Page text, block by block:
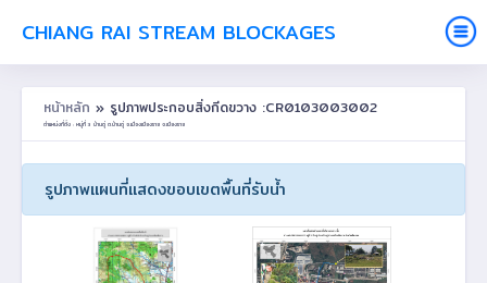
CHIANG RAI STREAM BLOCKAGES
หน้าหลัก » รูปภาพประกอบสิ่งกีดขวาง :CR0103003002
ตำแหน่งที่ตั้ง : หมู่ที่ 3 บ้านดู่ ต.บ้านดู่ อ.เมืองเชียงราย จ.เชียงราย
รูปภาพแผนที่แสดงขอบเขตพื้นที่รับน้ำ